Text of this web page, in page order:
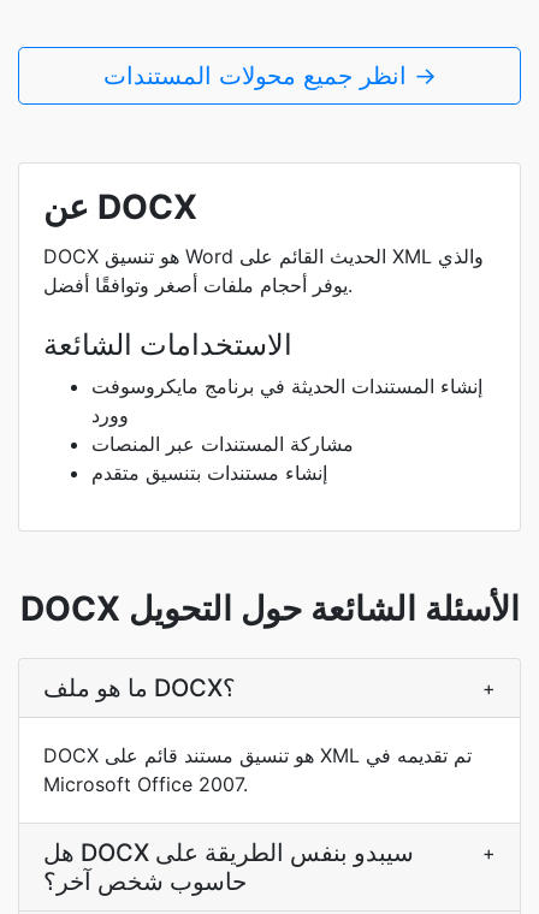
انظر جميع محولات المستندات →
عن DOCX
DOCX هو تنسيق Word الحديث القائم على XML والذي
يوفر أحجام ملفات أصغر وتوافقًا أفضل.
الاستخدامات الشائعة
إنشاء المستندات الحديثة في برنامج مايكروسوفت
وورد
مشاركة المستندات عبر المنصات
إنشاء مستندات بتنسيق متقدم
DOCX الأسئلة الشائعة حول التحويل
ما هو ملف DOCX؟ +
DOCX هو تنسيق مستند قائم على XML تم تقديمه في
Microsoft Office 2007.
هل DOCX سيبدو بنفس الطريقة على
حاسوب شخص آخر؟
+